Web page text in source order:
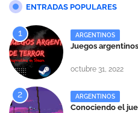
ENTRADAS POPULARES
ARGENTINOS
Juegos
octubre 31, 2022
ARGENTINOS
Conociendo el